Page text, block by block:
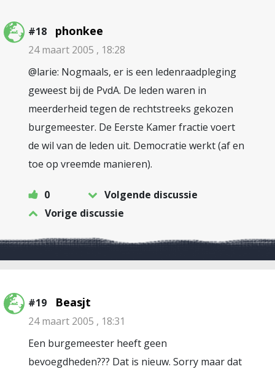
#18 phonkee
24 maart 2005 , 18:28
@larie: Nogmaals, er is een ledenraadpleging
geweest bij de PvdA. De leden waren in
meerderheid tegen de rechtstreeks gekozen
burgemeester. De Eerste Kamer fractie voert
de wil van de leden uit. Democratie werkt (af en
toe op vreemde manieren).
0
Volgende discussie
Vorige discussie
#19 Beasjt
24 maart 2005 , 18:31
Een burgemeester heeft geen
bevoegdheden??? Dat is nieuw. Sorry maar dat